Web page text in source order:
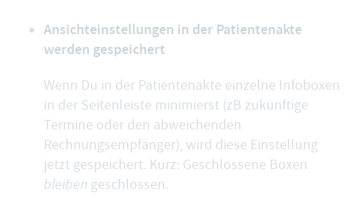
Ansichteinstellungen in der Patientenakte
werden gespeichert
Wenn Du in der Patientenakte einzelne Infoboxen
in der Seitenleiste minimierst (zB zukünftige
Termine oder den abweichenden
Rechnungsempfänger), wird diese Einstellung
jetzt gespeichert. Kurz: Geschlossene Boxen
bleiben geschlossen.